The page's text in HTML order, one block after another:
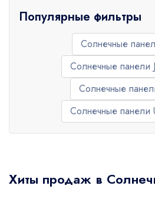
Хиты продаж в
Популярные фильтры
Солнечные
Солнечные панели
Солнечные
Солнечные панели